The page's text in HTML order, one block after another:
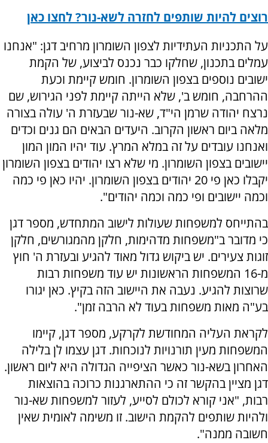
רוצים להיות שותפים לחזרה לשא-נור? לחצו כאן
על התכניות העתידיות לצפון השומרון מרחיב דגן: "אנחנו
עמלים בתכנון, שחלקו כבר נכנס לביצוע, של הקמת
ישובים נוספים בצפון השומרון. חומש קיימת וכעת
ההרחבה, חומש ב', שלא הייתה קיימת לפני הגירוש, שם
נרצח יהודה שרמן הי"ד, שא-נור שבעזרת ה' עולה בצורה
מלאה ביום ראשון הקרוב. היעדים הבאים הם גנים וכדים
ואנחנו עובדים על זה במלא המרץ. עוד יהיו המון המון
יישובים בצפון השומרון. מי שלא רצו יהודים בצפון השומרון
יקבלו כאן פי 20 יהודים בצפון השומרון. יהיו כאן פי כמה
וכמה יישובים ופי כמה וכמה יהודים".
בהתייחס למשפחות שעולות לישוב המתחדש, מספר דגן
כי מדובר ב"משפחות מדהימות, חלקן מהמגורשים, חלקן
זוגות צעירים. יש ביקוש גדול מאוד להגיע ובעזרת ה' חוץ
מ-16 המשפחות הראשונות יש עוד משפחות רבות
שרוצות להגיע. נעבה את היישוב הזה בקיץ. כאן יגורו
בע"ה מאות משפחות בעוד לא הרבה זמן".
לקראת העליה המחודשת לקרקע, מספר דגן, קיימו
המשפחות מעין תורנויות לנוכחות. דגן עצמו לן בלילה
האחרון בשא-נור כאשר הציפייה הגדולה היא ליום ראשון.
דגן מציין בהקשר זה כי ההתארגנות כרוכה בהוצאות
רבות, "אני קורא לכולם לסייע, לעזור למשפחות שא-נור
ולהיות שותפים להקמת הישוב. זו משימה לאומית שאין
חשובה ממנה".